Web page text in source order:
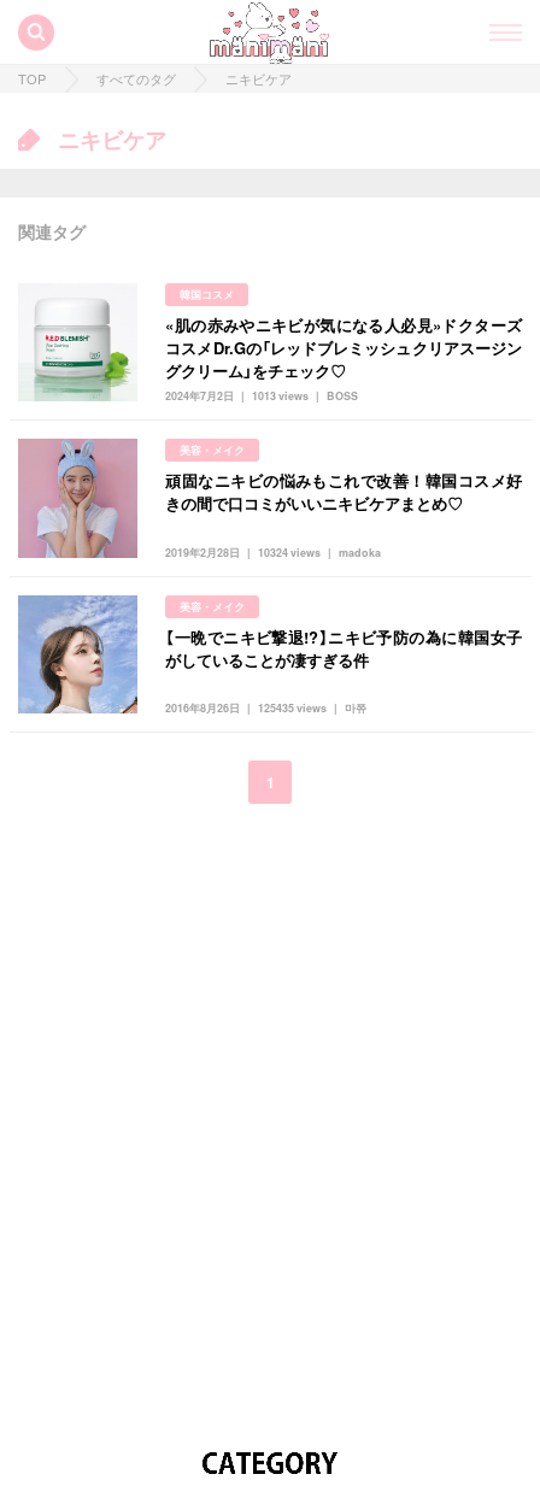
すべての記事
manimani について
カテゴリー一覧
タグ一覧
キュレーター一覧
運営会社
利用規約
プライバシーポリシー
韓国 オルチャン
韓国旅行 韓国ファッション 韓国アイドル
メイク k-pop
オルチャンメイク 人気 アイドル
韓国ドラマ カフェ かわいい
TOP すべてのタグ ニキビケア
ニキビケア
関連タグ
韓国コスメ
2024年7月2日 BOSS
1013 views
«肌の赤みやニキビが気になる人必見»ドクターズ
コスメDr.Gの「レッドブレミッシュクリアスージン
グクリーム」をチェック♡
美容・メイク
2019年2月28日 madoka
10324 views
頑固なニキビの悩みもこれで改善！韓国コスメ好
きの間で口コミがいいニキビケアまとめ♡
美容・メイク
2016年8月26日 마쮸
125435 views
【一晩でニキビ撃退!?】ニキビ予防の為に韓国女子
がしていることが凄すぎる件
1